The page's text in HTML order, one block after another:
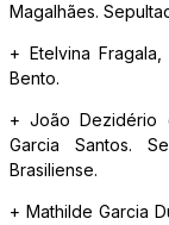
Magalhães.
+ Etelvina
Bento.
+ João Dezidério
Garcia Santos.
Brasiliense.
+ Mathilde Garcia